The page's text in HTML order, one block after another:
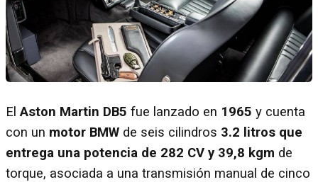
ElAston Martin DB5 fue lanzado en 1965 y cuenta
con un motor BMW de seis cilindros 3.2 litros que
entrega una potencia de 282 CV y 39,8 kgm de
torque, asociada a una transmisión manual de cinco